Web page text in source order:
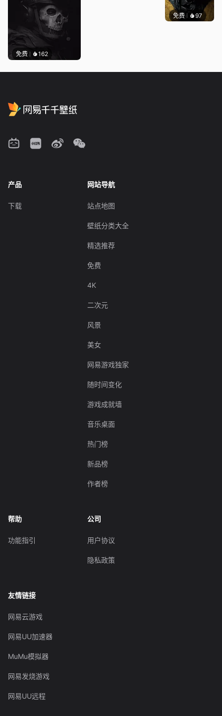
免费 162
免费 97
产品
下载
网站导航
站点地图
壁纸分类大全
精选推荐
免费
4K
二次元
风景
美女
网易游戏独家
随时间变化
游戏成就墙
音乐桌面
热门榜
新品榜
作者榜
帮助
功能指引
公司
用户协议
隐私政策
友情链接
网易云游戏
网易UU加速器
MuMu模拟器
网易发烧游戏
网易UU远程